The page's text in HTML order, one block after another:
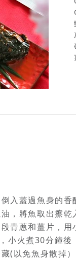
入蓋過魚身的
，將魚取出擦乾
青蔥和薑片，
小火煮30分鐘後
(以免魚身散掉）